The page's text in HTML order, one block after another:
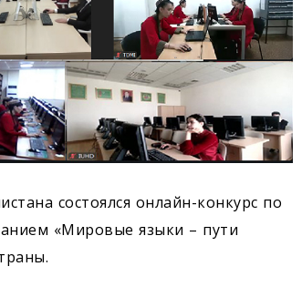
состоялся онлайн-конкурс по
«Мировые языки – пути